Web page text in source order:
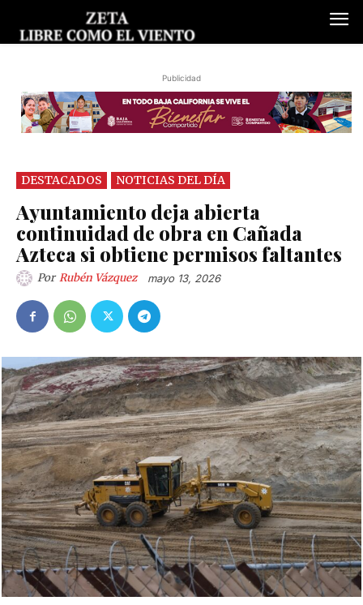
Publicidad
DESTACADOS NOTICIAS DEL DÍA
Ayuntamiento deja abierta
continuidad de obra en Cañada
Azteca si obtiene permisos faltantes
Por Rubén Vázquez mayo 13, 2026